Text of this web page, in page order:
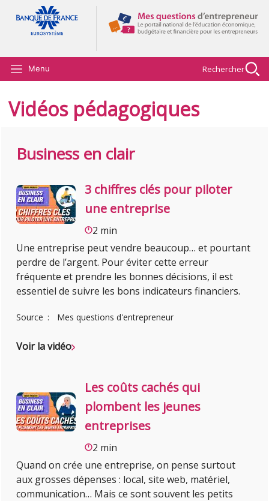
Aller au contenu principal
Menu Rechercher
Vidéos pédagogiques
Business en clair
3 chiffres clés pour piloter
une entreprise
2 min
Une entreprise peut vendre beaucoup… et pourtant
perdre de l’argent. Pour éviter cette erreur
fréquente et prendre les bonnes décisions, il est
essentiel de suivre les bons indicateurs financiers.
Source Mes questions d'entrepreneur
Voir la vidéo
Les coûts cachés qui
plombent les jeunes
entreprises
2 min
Quand on crée une entreprise, on pense surtout
aux grosses dépenses : local, site web, matériel,
communication… Mais ce sont souvent les petits